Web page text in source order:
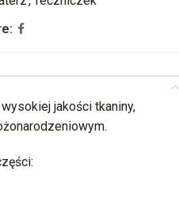
jakości tkaniny,